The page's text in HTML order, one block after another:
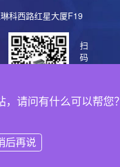
科西路红星大厦F19
扫
码
，请问有什么可以帮您？
后再说